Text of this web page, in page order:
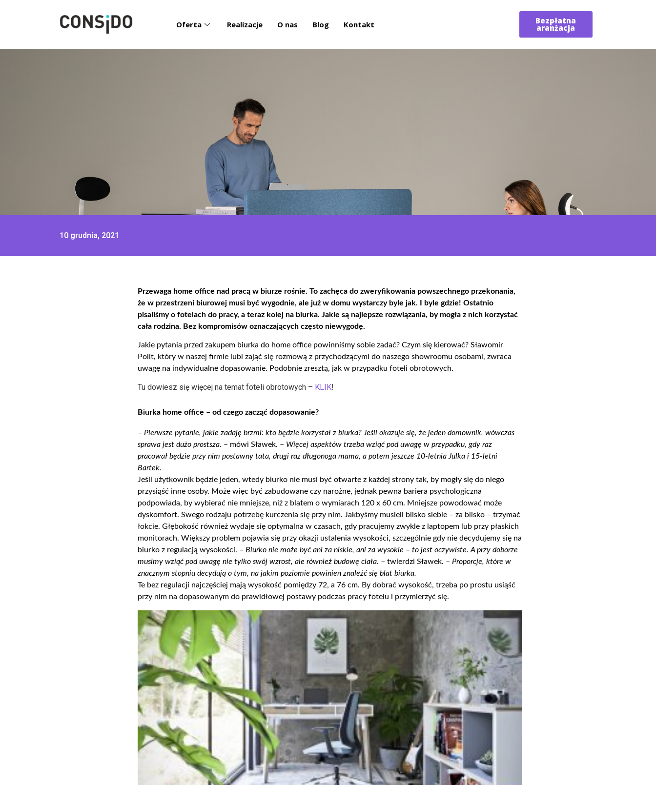
Oferta Realizacje O nas Blog Kontakt Bezpłatna
aranżacja
10 grudnia, 2021
Przewaga home office nad pracą w biurze rośnie. To zachęca do zweryfikowania powszechnego przekonania,
że w przestrzeni biurowej musi być wygodnie, a le już w domu wystarczybyle jak. byle gdzie! Ostatnio
pisaliśmy o fotelach do pracy, a teraz kolej na biurka. Jakie są najlepsze rozwiązania, by mogła z nich korzystać
cała rodzina. Bez kompromisów oznaczających często niewygodę.
Jakie pytania przed zakupem biurka do home office powinniśmy sobie zadać? Czym się kierować? Sławomir
Polit, który w naszej firmie lubi zająć się rozmową z przychodzącymi do naszego showroomu osobami, zwraca
uwagę na indywidualne dopasowanie. Podobnie zresztą, jak w przypadku foteli obrotowych.
Tu dowiesz się więcej na temat foteli obrotowych – KLIK!
Biurka home office – od czego zacząć dopasowanie?
– Pierwsze pytanie, jakie zadaję brzmi: kto będzie korzystał z biurka? Jeśli okazuje się, że jeden domownik, wówczas
sprawa jest dużo prostsza. – mówi Sławek. – Więcej aspektów trzeba wziąć pod uwagę w przypadku, gdy raz
pracował będzie przy nim postawny tata, drugi raz długonoga mama, a potem jeszcze 10-letnia Julka i 15-letni
Bartek.
Jeśli użytkownik będzie jeden, wtedy biurko nie musi być otwarte z każdej strony tak, by mogły się do niego
przysiąść inne osoby. Może więc być zabudowane czy narożne, jednak pewna bariera psychologiczna
podpowiada, by wybierać nie mniejsze, niż z blatem o wymiarach 120 x 60 cm. Mniejsze powodować może
dyskomfort. Swego rodzaju potrzebę kurczenia się przy nim. Jakbyśmy musieli blisko siebie – za blisko – trzymać
łokcie. Głębokość również wydaje się optymalna w czasach, gdy pracujemy zwykle z laptopem lub przy płaskich
monitorach. Większy problem pojawia się przy okazji ustalenia wysokości, szczególnie gdy nie decydujemy się na
biurko z regulacją wysokości. – Biurko nie może być ani za niskie, ani za wysokie – to jest oczywiste. A przy doborze
musimy wziąć pod uwagę nie tylko swój wzrost, ale również budowę ciała. – twierdzi Sławek. – Proporcje, które w
znacznym stopniu decydują o tym, na jakim poziomie powinien znaleźć się blat biurka.
Te bez regulacji najczęściej mają wysokość pomiędzy 72, a 76 cm. By dobrać wysokość, trzeba po prostu usiąść
przy nim na dopasowanym do prawidłowej postawy podczas pracy fotelu i przymierzyć się.